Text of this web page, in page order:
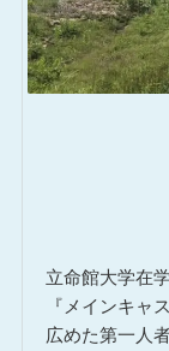
立命館大学在
『メインキャ
広めた第一人